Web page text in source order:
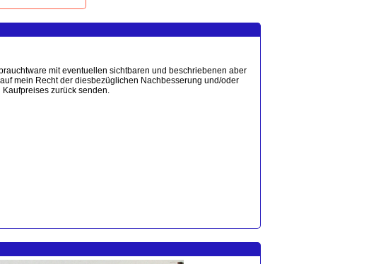
mit eventuellen sichtbaren und beschriebenen aber
mein Recht der diesbezüglichen Nachbesserung und/oder
zurück senden.